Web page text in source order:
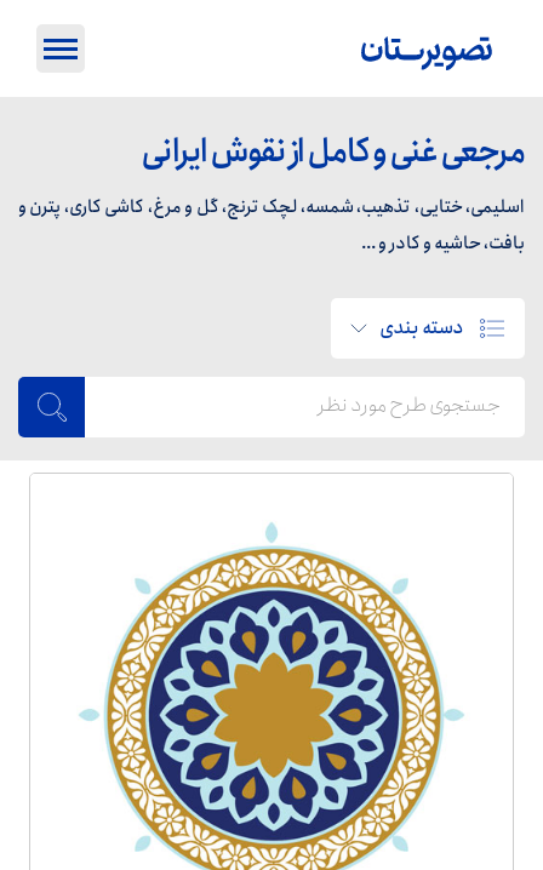
مرجعی غنی و کامل از نقوش ایرانی
اسلیمی، ختایی، تذهیب، شمسه، لچک ترنج، گل و مرغ، کاشی کاری، پترن و
بافت، حاشیه و کادر و ...
دسته بندی